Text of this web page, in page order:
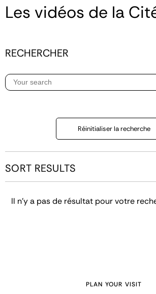
Les vidéos de la
RECHERCHER
Réinitialiser la recherche
SORT RESULTS
Il n'y a pas de résultat pour votre
PLAN YOUR VISIT